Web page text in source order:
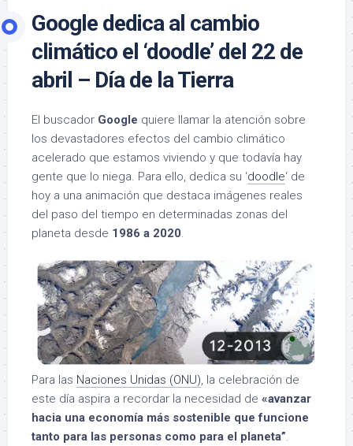
Google dedica al cambio
climático el ‘doodle’ del 22 de
abril – Día de la Tierra
El buscador Google quiere llamar la atención sobre
los devastadores efectos del cambio climático
acelerado que estamos viviendo y que todavía hay
gente que lo niega. Para ello, dedica su ‘doodle‘ de
hoy a una animación que destaca imágenes reales
del paso del tiempo en determinadas zonas del
planeta desde 1986 a 2020.
Para las Naciones Unidas (ONU), la celebración de
este día aspira a recordar la necesidad de «avanzar
hacia una economía más sostenible que funcione
tanto para las personas como para el planeta”.